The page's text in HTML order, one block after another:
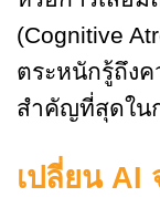
(Cognitive
ตระหนักรู้ถึง
สำคัญที่สุดในก
เปลี่ยน AI